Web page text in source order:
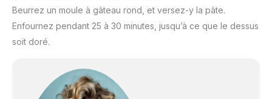
Beurrez un moule à gâteau rond, et versez-y la pâte.
Enfournez pendant 25 à 30 minutes, jusqu’à ce que le dessus
soit doré.